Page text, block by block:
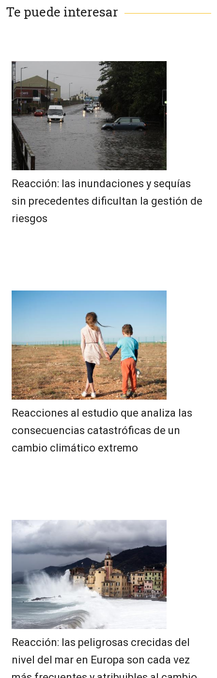
Te puede interesar
Reacción: las inundaciones y sequías
sin precedentes dificultan la gestión de
riesgos
Reacciones al estudio que analiza las
consecuencias catastróficas de un
cambio climático extremo
Reacción: las peligrosas crecidas del
nivel del mar en Europa son cada vez